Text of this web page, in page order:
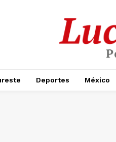
Deportes México